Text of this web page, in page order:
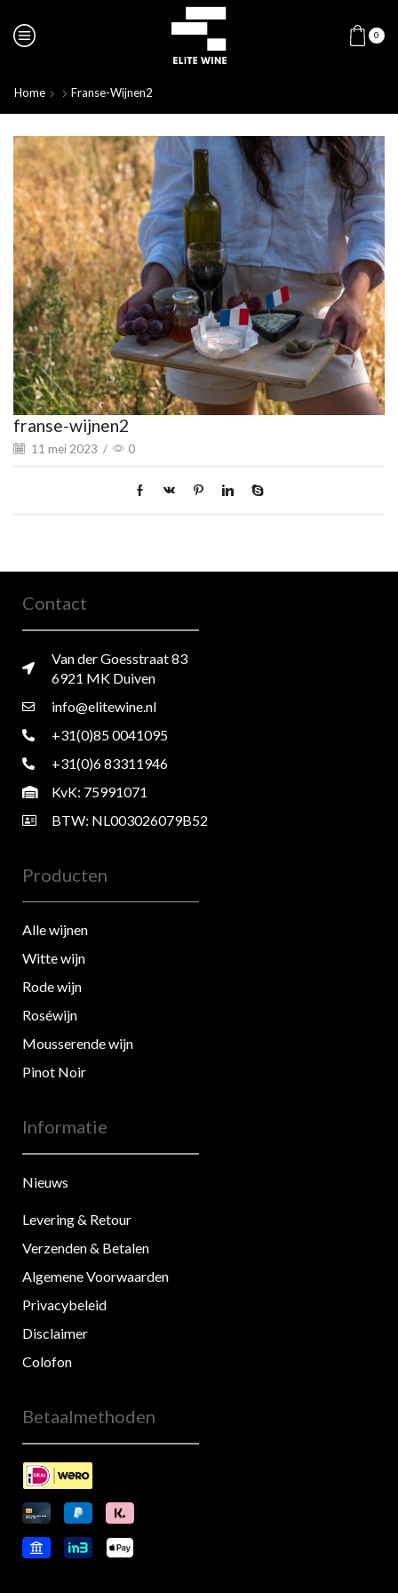
0
Home Franse-Wijnen2
franse-wijnen2
11 mei 2023 / 0
Contact
Van der Goesstraat 83
6921 MK Duiven
info@elitewine.nl
+31(0)85 0041095
+31(0)6 83311946
KvK: 75991071
BTW: NL003026079B52
Producten
Alle wijnen
Witte wijn
Rode wijn
Roséwijn
Mousserende wijn
Pinot Noir
Informatie
Nieuws
Levering & Retour
Verzenden & Betalen
Algemene Voorwaarden
Privacybeleid
Disclaimer
Colofon
Betaalmethoden